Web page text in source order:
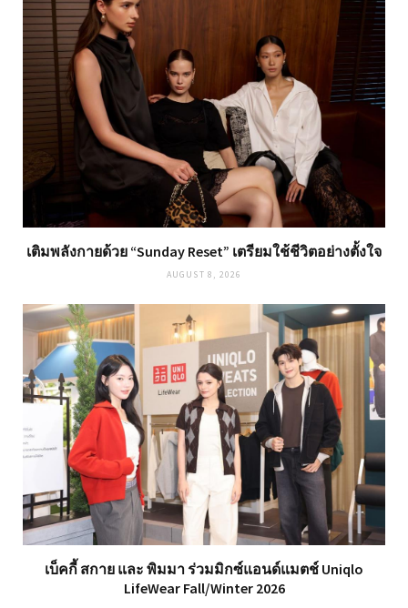
เติมพลังกายด้วย “Sunday Reset” เตรียมใช้ชีวิตอย่างตั้งใจ
AUGUST 8, 2026
เบ็คกี้ สกาย และ พิมมา ร่วมมิกซ์แอนด์แมตช์ Uniqlo
LifeWear Fall/Winter 2026